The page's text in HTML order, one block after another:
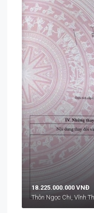
18.225.000.000 VNĐ
Thôn Ngọc Chi, Vĩnh